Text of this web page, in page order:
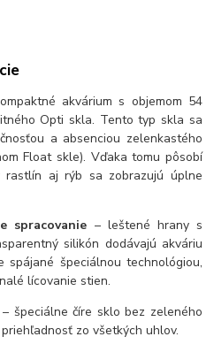
akvárium s objemom 54
Opti skla. Tento typ skla sa
a absenciou zelenkastého
Float skle). Vďaka tomu pôsobí
aj rýb sa zobrazujú úplne
spracovanie – leštené hrany s
silikón dodávajú akváriu
špeciálnou technológiou,
lícovanie stien.
špeciálne číre sklo bez zeleného
zo všetkých uhlov.